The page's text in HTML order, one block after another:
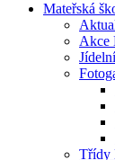
Mateřská
Akce
Třídy